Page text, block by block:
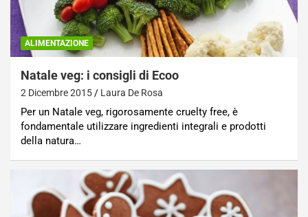
ALIMENTAZIONE
Natale veg: i consigli di Ecoo
2 Dicembre 2015 Laura De Rosa
Per un Natale veg, rigorosamente cruelty free, è
fondamentale utilizzare ingredienti integrali e prodotti
della natura…